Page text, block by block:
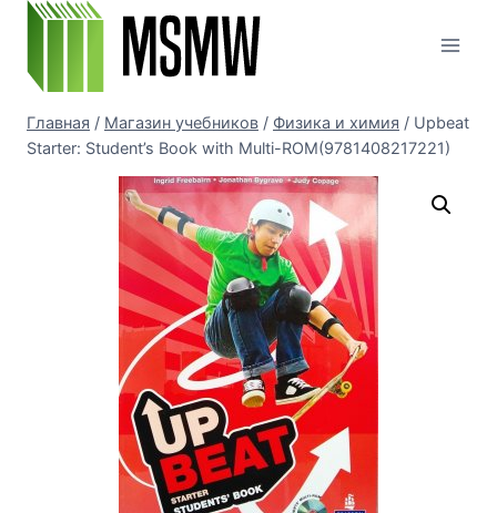
Перейти
содержимому
Главная / Магазин учебников / Физика и химия / Upbeat
Starter: Student’s Book with Multi-ROM(9781408217221)